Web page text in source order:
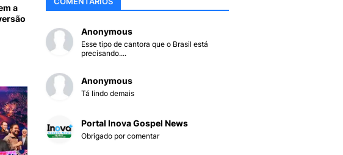
a
Anonymous
Esse tipo de cantora que o Brasil está
precisando....
Anonymous
Tá lindo demais
Portal Inova Gospel News
Obrigado por comentar